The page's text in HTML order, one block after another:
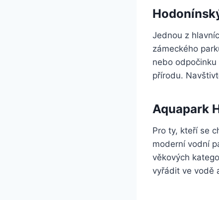
Jednou z
zámeckého
nebo
přírodu.
Aquapark
Pro ty, kteří se
moderní vodní
věkových
vyřádit ve vodě